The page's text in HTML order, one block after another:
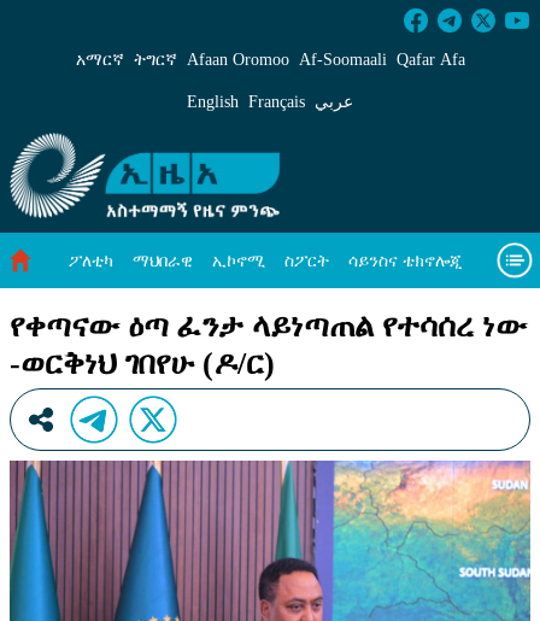
የቀጣናው ዕጣ ፈንታ ላይነጣጠል የተሳሰረ ነው -
አማርኛ ትግርኛ Afaan Oromoo Af‑Soomaali Qafar Afa
English Français عربي
ፖለቲካ ማህበራዊ ኢኮኖሚ ስፖርት ሳይንስና ቴክኖሎጂ
መጽሔት
የቀጣናው ዕጣ ፈንታ ላይነጣጠል የተሳሰረ ነው
-ወርቅነህ ገበየሁ (ዶ/ር)